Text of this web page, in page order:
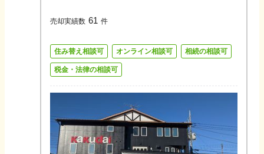
売却実績数 61 件
住み替え相談可 オンライン相談可 相続の相談可
税金・法律の相談可